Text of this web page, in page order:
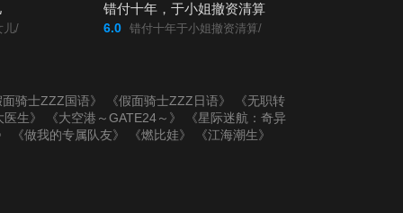
儿/
错付十年，于小姐撤资清算
6.0 错付十年于小姐撤资清算/
骑士ZZZ国语》 《假面骑士ZZZ日语》
《无职转
生》
《大空港～GATE24～》
《星际迷航：奇异
《做我的专属队友》 《燃比娃》 《江海潮生》